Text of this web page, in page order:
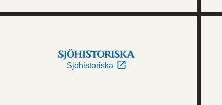
Sjöhistoriska